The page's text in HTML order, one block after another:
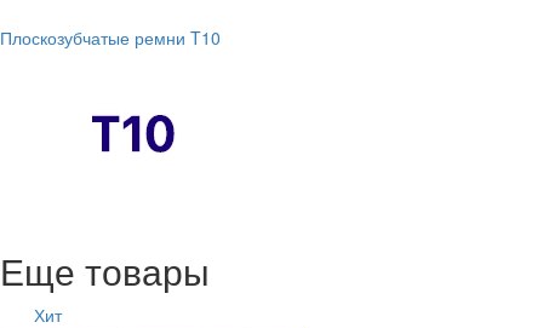
Плоскозубчатые ремни T10
Еще товары
Хит